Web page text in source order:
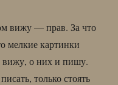
вижу — прав. За что
мелкие картинки
вижу, о них и пишу.
только стоять